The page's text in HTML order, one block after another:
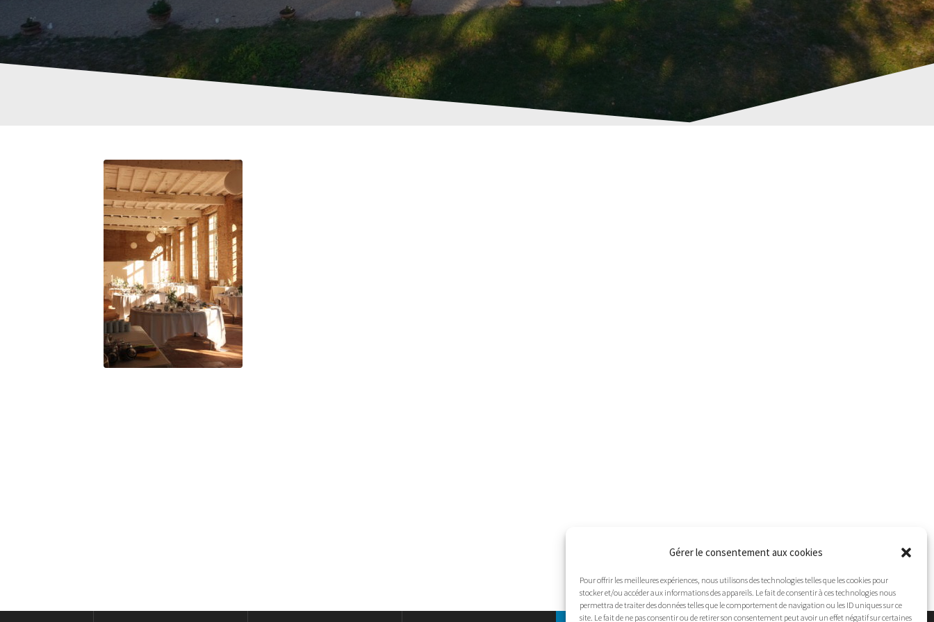
Gérer le consentement aux cookies
Pour offrir les meilleures expériences, nous utilisons des technologies telles que les cookies pour
stocker et/ou accéder aux informations des appareils. Le fait de consentir à ces technologies nous
permettra de traiter des données telles que le comportement de navigation ou les ID uniques sur ce
site. Le fait de ne pas consentir ou de retirer son consentement peut avoir un effet négatif sur certaines